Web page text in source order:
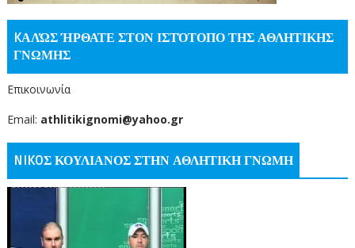
KΑΛΏΣ ΉΡΘΑΤΕ ΣΤΟΝ ΙΣΤΌΤΟΠΟ ΤΗΣ ΑΘΛΗΤΙΚΗΣ
ΓΝΩΜΗΣ
Επικοινωνία
Email: athlitikignomi@yahoo.gr
NIKOΣ ΚΟΥΛΙΑΝΟΣ ΣΤΗΝ ΑΘΛΗΤΙΚΗ ΓΝΩΜΗ